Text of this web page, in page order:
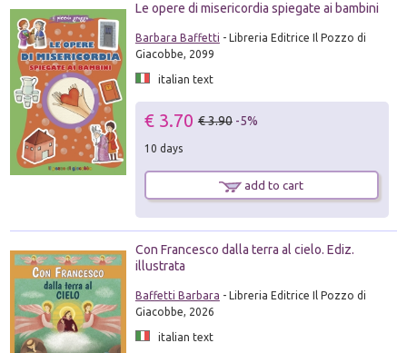
Le opere di misericordia spiegate ai bambini
Barbara Baffetti - Libreria Editrice Il Pozzo di
Giacobbe, 2099
italian text
€ 3.70 € 3.90 -5%
10 days
add to cart
Con Francesco dalla terra al cielo. Ediz.
illustrata
Baffetti Barbara - Libreria Editrice Il Pozzo di
Giacobbe, 2026
italian text